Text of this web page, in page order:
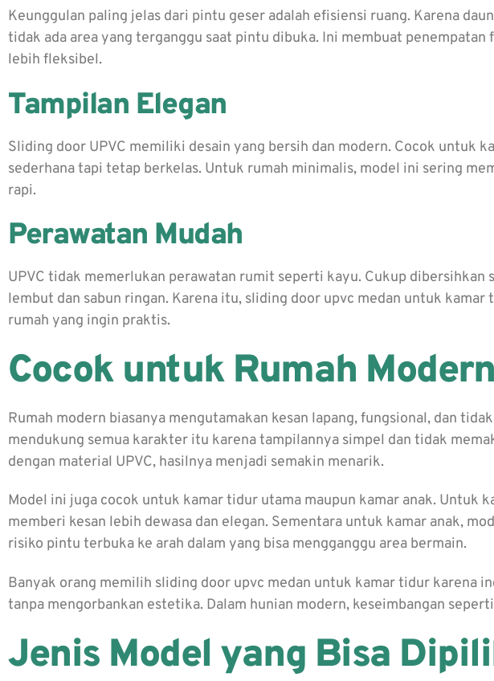
Keunggulan paling jelas dari pintu geser adalah efisiensi ruang. Karena
tidak ada area yang terganggu saat pintu dibuka. Ini membuat
lebih fleksibel.
Tampilan Elegan
Sliding door UPVC memiliki desain yang bersih dan modern. Cocok untuk
sederhana tapi tetap berkelas. Untuk rumah minimalis, model ini sering
rapi.
Perawatan Mudah
UPVC tidak memerlukan perawatan rumit seperti kayu. Cukup dibersihkan
lembut dan sabun ringan. Karena itu, sliding door upvc medan untuk
rumah yang ingin praktis.
Cocok untuk Rumah Modern
Rumah modern biasanya mengutamakan kesan lapang, fungsional, dan
mendukung semua karakter itu karena tampilannya simpel dan tidak
dengan material UPVC, hasilnya menjadi semakin menarik.
Model ini juga cocok untuk kamar tidur utama maupun kamar anak. Untuk
memberi kesan lebih dewasa dan elegan. Sementara untuk kamar anak,
risiko pintu terbuka ke arah dalam yang bisa mengganggu area bermain.
Banyak orang memilih sliding door upvc medan untuk kamar tidur karena
tanpa mengorbankan estetika. Dalam hunian modern, keseimbangan
Jenis Model yang Bisa